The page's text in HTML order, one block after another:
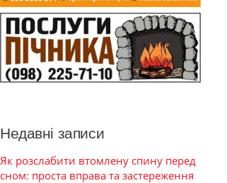
Недавні записи
Як розслабити втомлену спину перед
сном: проста вправа та застереження